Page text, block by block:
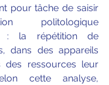
pour tâche de saisir
politologique
: la répétition de
dans des appareils
des ressources leur
cette analyse,